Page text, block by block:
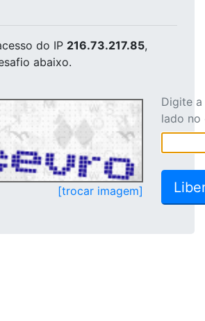
do IP 216.73.217.85,
abaixo.
[trocar imagem]
Digite
lado no